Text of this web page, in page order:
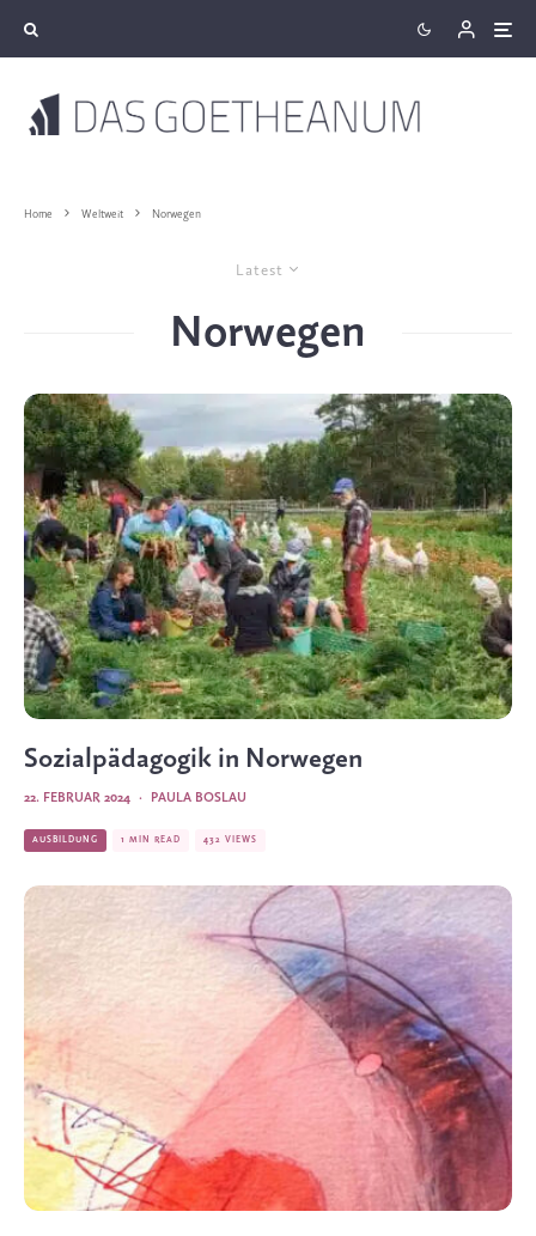
Home Weltweit Norwegen
Latest
Norwegen
Sozialpädagogik in Norwegen
PAULA BOSLAU
·
22. FEBRUAR 2024
AUSBILDUNG 1 MIN READ 432 VIEWS